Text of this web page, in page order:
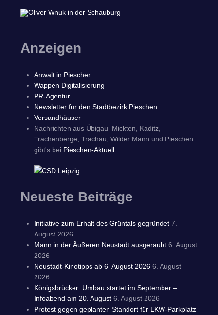
Anzeigen
Anwalt in Pieschen
Wappen Digitalisierung
PR-Agentur
Newsletter für den Stadtbezirk Pieschen
Versandhäuser
Nachrichten aus Übigau, Mickten, Kaditz,
Trachenberge, Trachau, Wilder Mann und Pieschen
gibt's bei Pieschen-Aktuell
Neueste Beiträge
Initiative zum Erhalt des Grüntals gegründet 7.
August 2026
Mann in der Äußeren Neustadt ausgeraubt 6. August
2026
Neustadt-Kinotipps ab 6. August 2026 6. August
2026
Königsbrücker: Umbau startet im September –
Infoabend am 20. August 6. August 2026
Protest gegen geplanten Standort für LKW-Parkplatz